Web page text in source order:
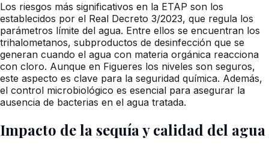
Los riesgos más significativos en la ETAP son los
establecidos por el Real Decreto 3/2023, que regula los
parámetros límite del agua. Entre ellos se encuentran los
trihalometanos, subproductos de desinfección que se
generan cuando el agua con materia orgánica reacciona
con cloro. Aunque en Figueres los niveles son seguros,
este aspecto es clave para la seguridad química. Además,
el control microbiológico es esencial para asegurar la
ausencia de bacterias en el agua tratada.
Impacto de la sequía y calidad del agua